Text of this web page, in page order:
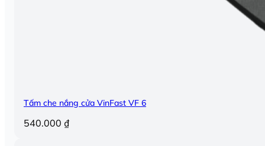
Tấm che nắng cửa VinFast VF 6
540.000 ₫